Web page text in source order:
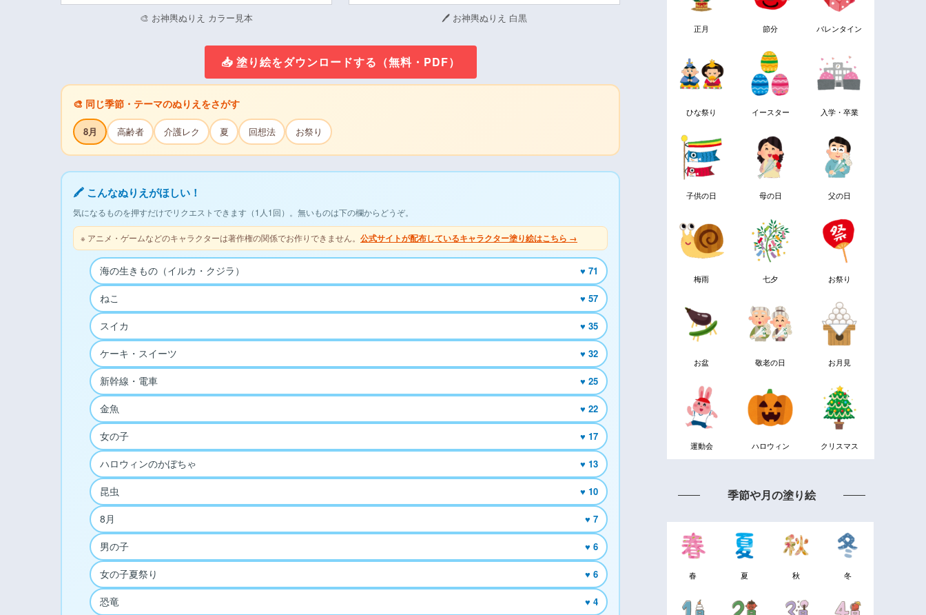
🎨 お神輿ぬりえ カラー見本 🖊 お神輿ぬりえ 白黒
📥 塗り絵をダウンロードする（無料・PDF）
🎨 同じ季節・テーマのぬりえをさがす
8月 高齢者 介護レク 夏 回想法 お祭り
🖍 こんなぬりえがほしい！
気になるものを押すだけでリクエストできます（1人1回）。無いものは下の欄からどうぞ。
※ アニメ・ゲームなどのキャラクターは著作権の関係でお作りできません。 公式サイトが配布しているキャラクター塗り絵はこちら →
海の生きもの（イルカ・クジラ） ♥ 71
ねこ ♥ 57
スイカ ♥ 35
ケーキ・スイーツ ♥ 32
新幹線・電車 ♥ 25
金魚 ♥ 22
女の子 ♥ 17
ハロウィンのかぼちゃ ♥ 13
昆虫 ♥ 10
8月 ♥ 7
男の子 ♥ 6
女の子夏祭り ♥ 6
恐竜 ♥ 4
正月 節分 バレンタイン
ひな祭り イースター 入学・卒業
子供の日 母の日 父の日
梅雨 七夕 お祭り
お盆 敬老の日 お月見
運動会 ハロウィン クリスマス
季節や月の塗り絵
春 夏 秋 冬